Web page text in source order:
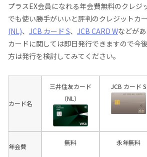
プラスEX会員になれる年会費無料のクレジ
でも使い勝手がいいと評判のクレジットカ
(NL)、 JCB カード S、 JCB CARD Wなどが
カードに関しては即日発行できますので今
方は発行を検討してみてください。
カード名
三井住友カード
（NL）
JCB カード S
年会費 無料 永年無料